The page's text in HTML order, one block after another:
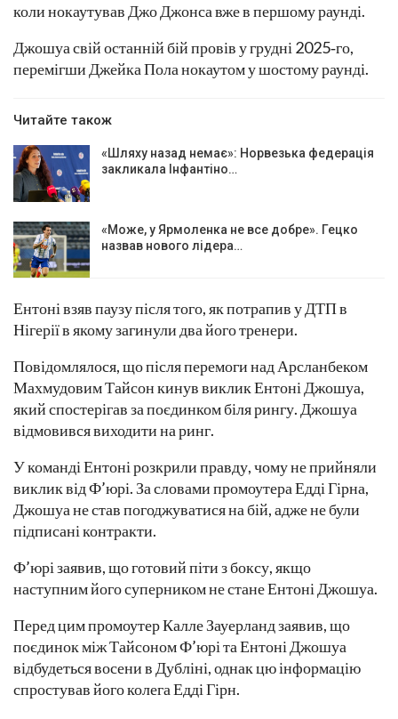
коли нокаутував Джо Джонса вже в першому раунді.
Джошуа свій останній бій провів у грудні 2025‑го,
перемігши Джейка Пола нокаутом у шостому раунді.
Читайте також
«Шляху назад немає»: Норвезька федерація
закликала Інфантіно…
«Може, у Ярмоленка не все добре». Гецко
назвав нового лідера…
Ентоні взяв паузу після того, як потрапив у ДТП в
Нігерії в якому загинули два його тренери.
Повідомлялося, що після перемоги над Арсланбеком
Махмудовим Тайсон кинув виклик Ентоні Джошуа,
який спостерігав за поєдинком біля рингу. Джошуа
відмовився виходити на ринг.
У команді Ентоні розкрили правду, чому не прийняли
виклик від Ф’юрі. За словами промоутера Едді Гірна,
Джошуа не став погоджуватися на бій, адже не були
підписані контракти.
Ф’юрі заявив, що готовий піти з боксу, якщо
наступним його суперником не стане Ентоні Джошуа.
Перед цим промоутер Калле Зауерланд заявив, що
поєдинок між Тайсоном Ф’юрі та Ентоні Джошуа
відбудеться восени в Дубліні, однак цю інформацію
спростував його колега Едді Гірн.